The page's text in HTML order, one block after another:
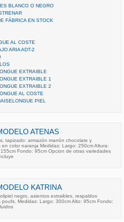
BLANCO O NEGRO
FÁBRICA EN STOCK
AL COSTE
ARIA ADT-2
EXTRAIBLE
EXTRAIBLE 1
EXTRAIBLE 2
AL COSTE
PIEL
ATENAS
tapizado: armazón marrón chocolate y
color naranja Medidas: Largo: 250cm Altura:
Fondo: 95cm Opcion de otras variedades
KATRINA
negro, asientos extraibles, respaldos
Medidas: Largo: 300cm Alto: 95cm Fondo: